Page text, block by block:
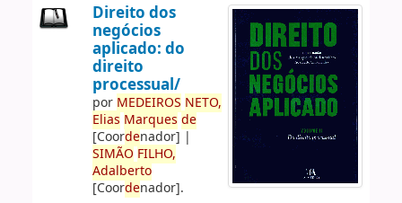
Direito dos
negócios
aplicado: do
direito
processual/
por MEDEIROS NETO,
Elias Marques de
[Coordenador] |
SIMÃO FILHO,
Adalberto
[Coordenador].